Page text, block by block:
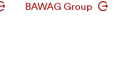
BAWAG Group